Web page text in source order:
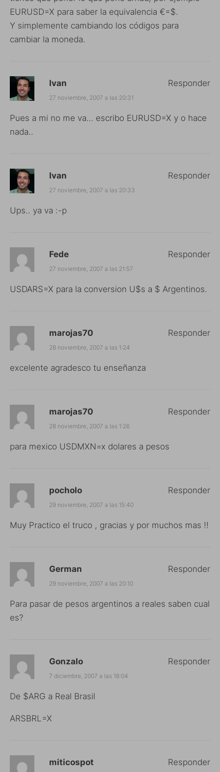
EURUSD=X para saber la equivalencia €=$.
Y simplemente cambiando los códigos para
cambiar la moneda.
Ivan
27 noviembre, 2007 a las 20:31
Pues a mi no me va… escribo EURUSD=X y o hace
nada..
Responder
Ivan
27 noviembre, 2007 a las 20:33
Ups.. ya va :-p
Responder
Fede
27 noviembre, 2007 a las 21:57
USDARS=X para la conversion U$s a $ Argentinos.
Responder
marojas70
28 noviembre, 2007 a las 1:24
excelente agradesco tu enseñanza
Responder
marojas70
28 noviembre, 2007 a las 1:26
para mexico USDMXN=x dolares a pesos
Responder
pocholo
29 noviembre, 2007 a las 15:40
Muy Practico el truco , gracias y por muchos mas !!
Responder
German
29 noviembre, 2007 a las 20:10
Para pasar de pesos argentinos a reales saben cual
es?
Responder
Gonzalo
7 diciembre, 2007 a las 18:04
De $ARG a Real Brasil
ARSBRL=X
Responder
miticospot Responder